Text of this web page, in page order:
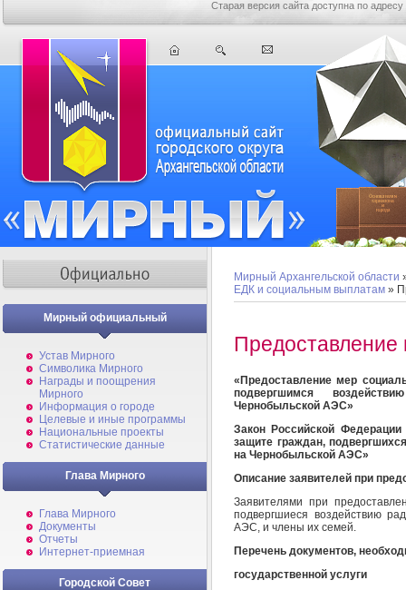
Старая версия сайта доступна по адресу
Мирный официальный
Устав Мирного
Символика Мирного
Награды и поощрения
Мирного
Информация о городе
Целевые и иные программы
Национальные проекты
Статистические данные
Глава Мирного
Глава Мирного
Документы
Отчеты
Интернет-приемная
Городской Совет
Мирный Архангельской области
ЕДК и социальным выплатам »
Предоставление
«Предоставление мер
подвергшимся
Чернобыльской АЭС»
Закон Российской
защите граждан,
на Чернобыльской АЭС»
Описание заявителей при
Заявителями при
подвергшиеся воздействию
АЭС, и члены их семей.
Перечень документов,
государственной услуги